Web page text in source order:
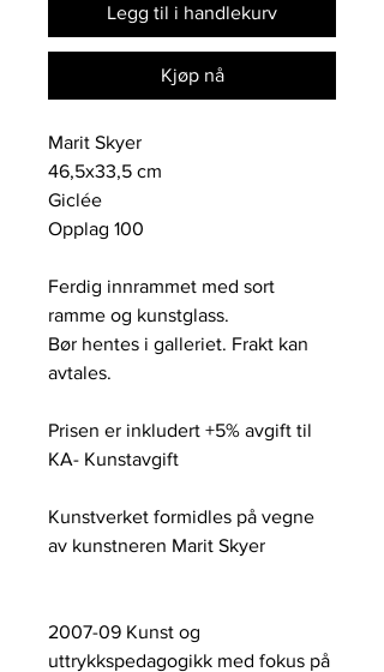
Legg til i handlekurv
Kjøp nå
Marit Skyer
46,5x33,5 cm
Giclée
Opplag 100
Ferdig innrammet med sort
ramme og kunstglass.
Bør hentes i galleriet. Frakt kan
avtales.
Prisen er inkludert +5% avgift til
KA- Kunstavgift
Kunstverket formidles på vegne
av kunstneren Marit Skyer
2007-09 Kunst og
uttrykkspedagogikk med fokus på